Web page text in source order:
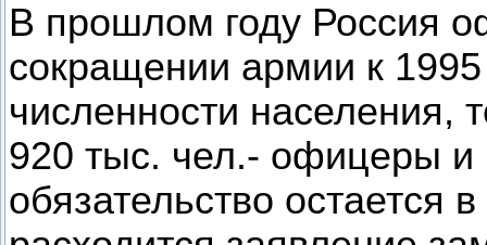
В прошлом году Россия
сокращении армии к
численности населения,
920 тыс. чел.- офицеры
обязательство остается